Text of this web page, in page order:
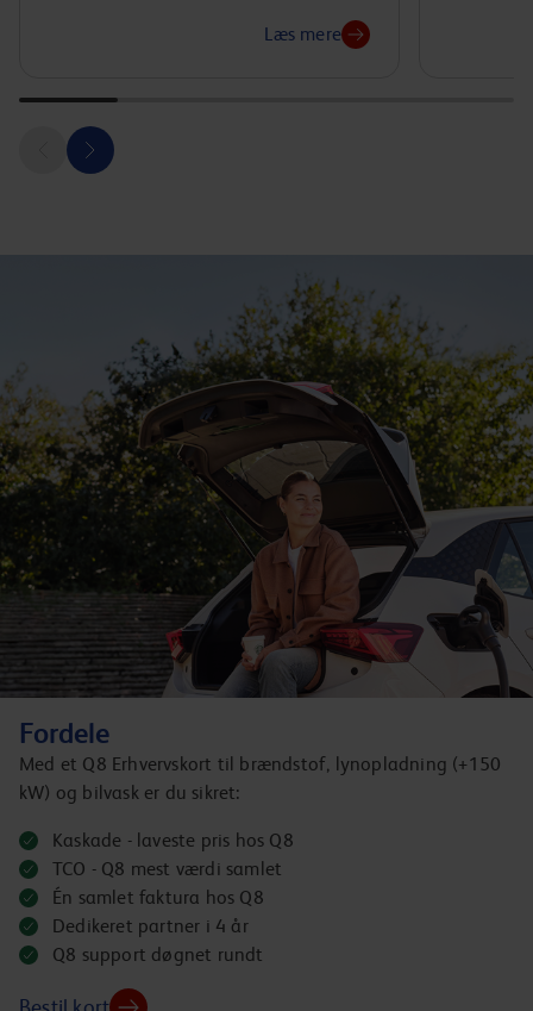
Læs mere
Fordele
Med et Q8 Erhvervskort til brændstof, lynopladning (+150
kW) og bilvask er du sikret:
Kaskade - laveste pris hos Q8
TCO - Q8 mest værdi samlet
Én samlet faktura hos Q8
Dedikeret partner i 4 år
Q8 support døgnet rundt